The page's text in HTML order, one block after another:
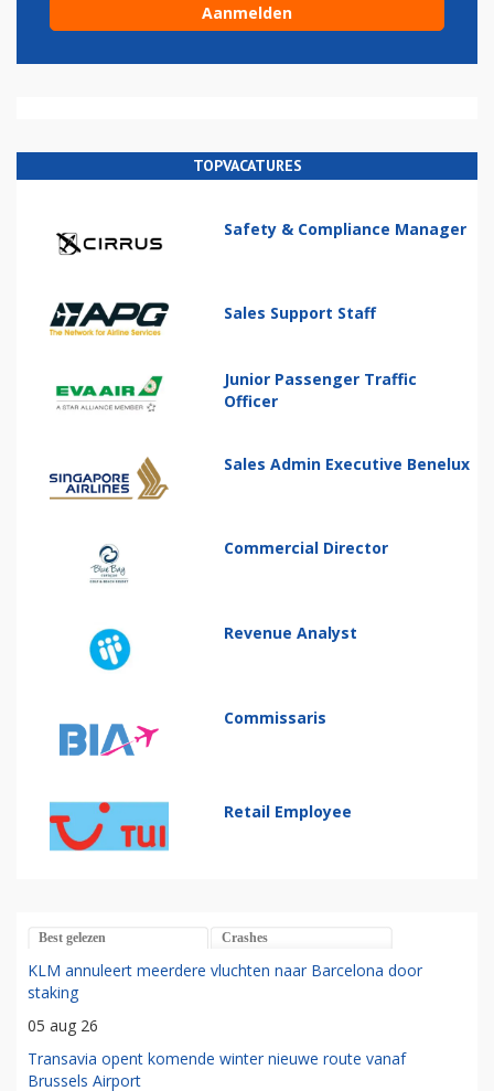
TOPVACATURES
Safety & Compliance Manager
Sales Support Staff
Junior Passenger Traffic
Officer
Sales Admin Executive Benelux
Commercial Director
Revenue Analyst
Commissaris
Retail Employee
Best gelezen Crashes
KLM annuleert meerdere vluchten naar Barcelona door
staking
05 aug 26
Transavia opent komende winter nieuwe route vanaf
Brussels Airport